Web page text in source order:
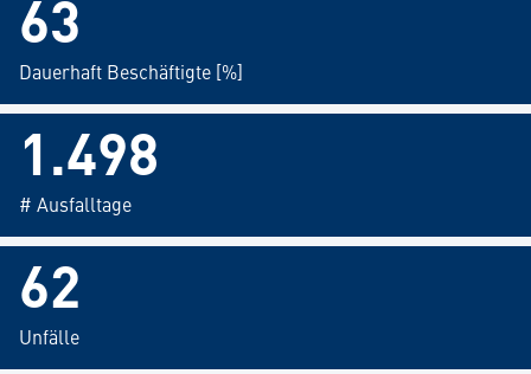
75
Dauerhaft Beschäftigte [%]
1.760
# Ausfalltage
73
Unfälle